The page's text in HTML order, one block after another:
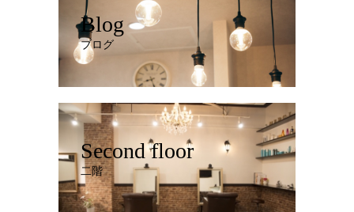
Blog
ブログ
Second floor
二階